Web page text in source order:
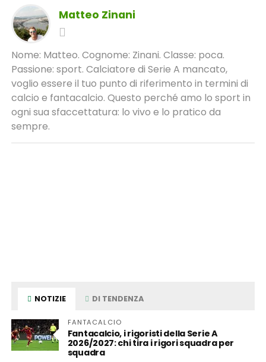
Matteo Zinani
Nome: Matteo. Cognome: Zinani. Classe: poca.
Passione: sport. Calciatore di Serie A mancato,
voglio essere il tuo punto di riferimento in termini di
calcio e fantacalcio. Questo perché amo lo sport in
ogni sua sfaccettatura: lo vivo e lo pratico da
sempre.
NOTIZIE DI TENDENZA
FANTACALCIO
Fantacalcio, i rigoristi della Serie A
2026/2027: chi tira i rigori squadra per
squadra